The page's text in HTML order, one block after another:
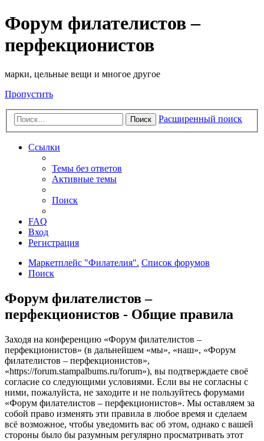
Форум филателистов –
перфекционистов
марки, цельные вещи и многое другое
Пропустить
Поиск Расширенный поиск
Ссылки
Темы без ответов
Активные темы
Поиск
FAQ
Вход
Регистрация
Маркетплейс "Филателия". Список форумов
Поиск
Форум филателистов –
перфекционистов - Общие правила
Заходя на конференцию «Форум филателистов –
перфекционистов» (в дальнейшем «мы», «наш», «Форум
филателистов – перфекционистов»,
«https://forum.stampalbums.ru/forum»), вы подтверждаете своё
согласие со следующими условиями. Если вы не согласны с
ними, пожалуйста, не заходите и не пользуйтесь форумами
«Форум филателистов – перфекционистов». Мы оставляем за
собой право изменять эти правила в любое время и сделаем
всё возможное, чтобы уведомить вас об этом, однако с вашей
стороны было бы разумным регулярно просматривать этот